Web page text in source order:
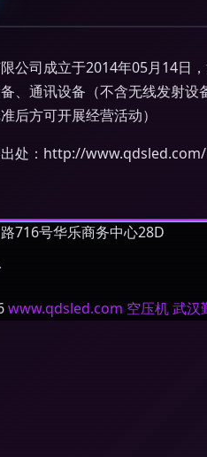
公司成立于2014年05月14日
、通讯设备（不含无线发射
后方可开展经营活动）
出处：http://
716号华乐商务中心28D
www.qdsled.com 空压机武汉